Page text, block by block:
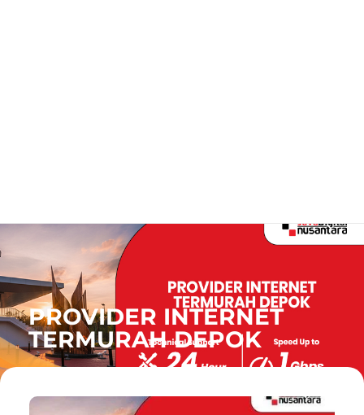
PROVIDER INTERNET
TERMURAH DEPOK